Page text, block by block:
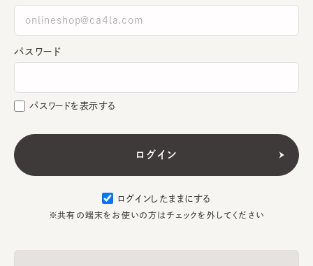
パスワード
パスワードを表示する
ログインしたままにする
※共有の端末をお使いの方はチェックを外してください